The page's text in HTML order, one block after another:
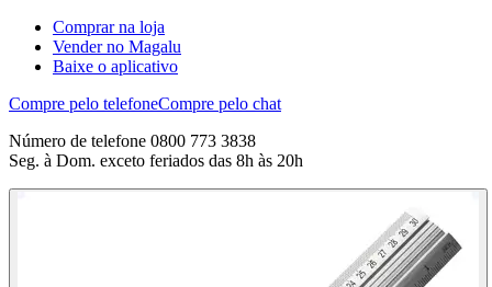
Comprar na loja
Vender no Magalu
Baixe o aplicativo
Compre pelo telefoneCompre pelo chat
Número de telefone 0800 773 3838
Seg. à Dom. exceto feriados das 8h às 20h